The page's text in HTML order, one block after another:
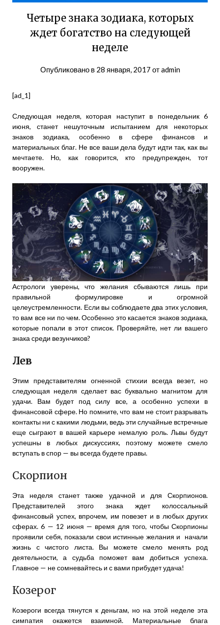
Четыре знака зодиака, которых
ждет богатство на следующей
неделе
Опубликовано в 28 января, 2017 отadmin
[ad_1]
Следующая неделя, которая наступит в понедельник 6
июня, станет нешуточным испытанием для некоторых
знаков зодиака, особенно в сфере финансов и
материальных благ. Не все ваши дела будут идти так, как вы
мечтаете. Но, как говорится, кто предупрежден, тот
вооружен.
Астрологи уверены, что желания сбываются лишь при
правильной формулировке и огромной
целеустремленности. Если вы соблюдаете два этих условия,
то вам все ни по чем. Особенно это касается знаков зодиака,
которые попали в этот список. Проверяйте, нет ли вашего
знака среди везунчиков?
Лев
Этим представителям огненной стихии всегда везет, но
следующая неделя сделает вас буквально магнитом для
удачи. Вам будет под силу все, а особенно успехи в
финансовой сфере. Но помните, что вам не стоит разрывать
контакты ни с какими людьми, ведь эти случайные встречные
еще сыграют в вашей карьере немалую роль. Львы будут
успешны в любых дискуссиях, поэтому можете смело
вступать в спор — вы всегда будете правы.
Скорпион
Эта неделя станет также удачной и для Скорпионов.
Представителей этого знака ждет колоссальный
финансовый успех, впрочем, им повезет и в любых других
сферах. 6 — 12 июня — время для того, чтобы Скорпионы
проявили себя, показали свои истинные желания и начали
жизнь с чистого листа. Вы можете смело менять род
деятельности, а судьба поможет вам добиться успеха.
Главное — не сомневайтесь и с вами прибудет удача!
Козерог
Козероги всегда тянутся к деньгам, но на этой неделе эта
симпатия окажется взаимной. Материальные блага